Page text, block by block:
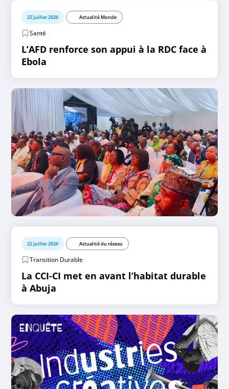
22 juillet 2026 Actualité Monde
Santé
L’AFD renforce son appui à la RDC face à
Ebola
22 juillet 2026 Actualité du réseau
Transition Durable
La CCI-CI met en avant l’habitat durable
à Abuja